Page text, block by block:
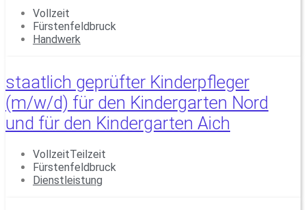
Vollzeit
Fürstenfeldbruck
Handwerk
staatlich geprüfter Kinderpfleger
(m/w/d) für den Kindergarten Nord
und für den Kindergarten Aich
VollzeitTeilzeit
Fürstenfeldbruck
Dienstleistung